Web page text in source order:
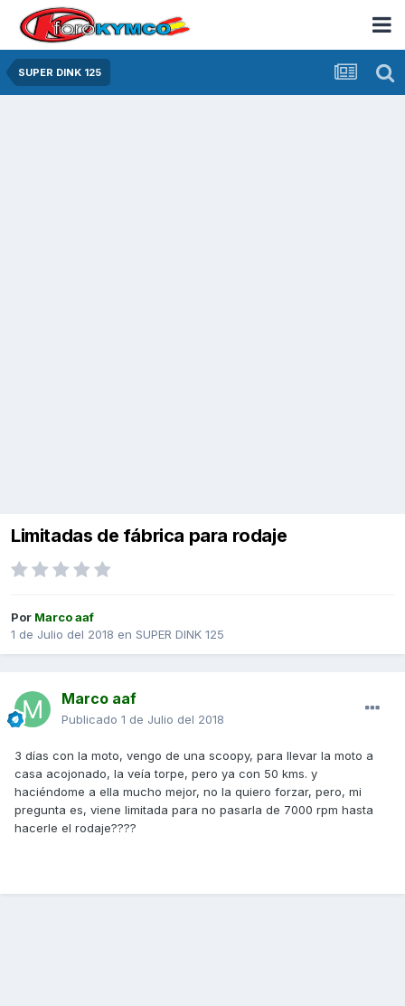
SUPER DINK 125
Limitadas de fábrica para rodaje
Por Marco aaf
1 de Julio del 2018 en SUPER DINK 125
Marco aaf
Publicado 1 de Julio del 2018
3 días con la moto, vengo de una scoopy, para llevar la moto a
casa acojonado, la veía torpe, pero ya con 50 kms. y
haciéndome a ella mucho mejor, no la quiero forzar, pero, mi
pregunta es, viene limitada para no pasarla de 7000 rpm hasta
hacerle el rodaje????